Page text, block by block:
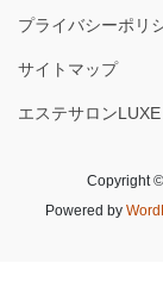
プライバシーポリ
サイトマップ
エステサロンLUXE
Copyright
Powered by